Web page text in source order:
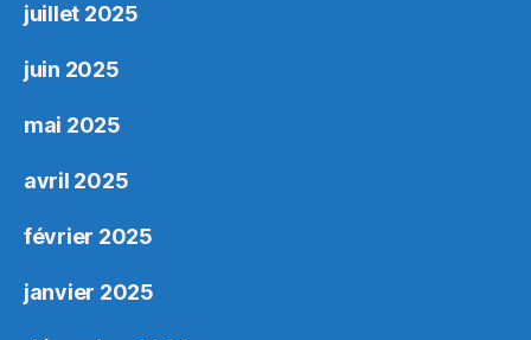
juillet 2025
juin 2025
mai 2025
avril 2025
février 2025
janvier 2025